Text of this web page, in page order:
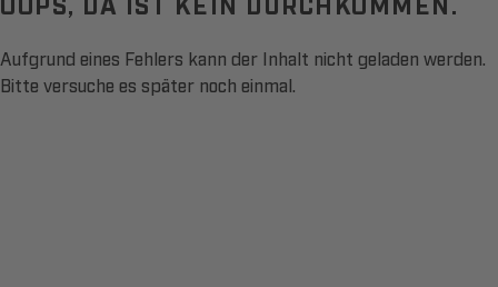
Aufgrund eines Fehlers kann der Inhalt nicht geladen werden.
Bitte versuche es später noch einmal.